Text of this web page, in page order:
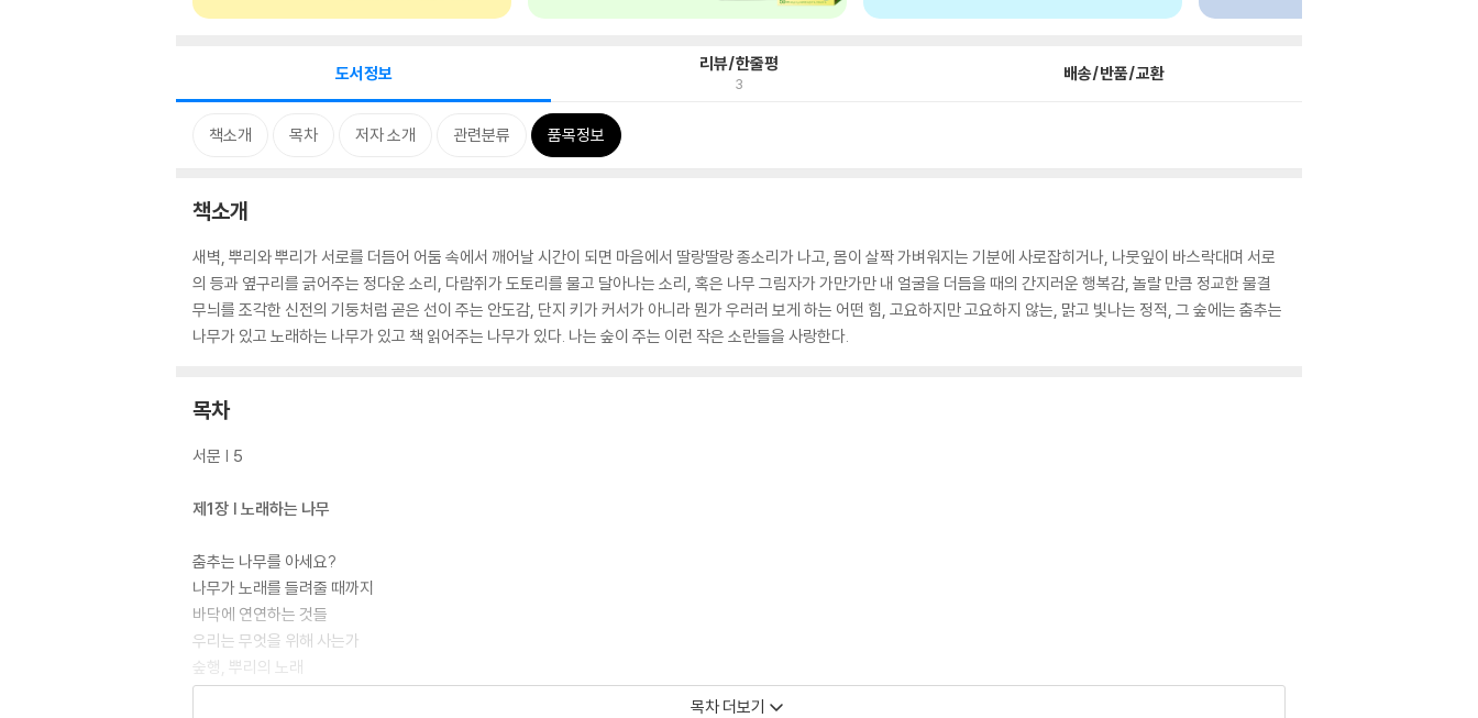
도서정보 리뷰/한줄평
3 배송/반품/교환
책소개 목차 저자 소개 관련분류 품목정보
책소개
새벽, 뿌리와 뿌리가 서로를 더듬어 어둠 속에서 깨어날 시간이 되면 마음에서 딸랑딸랑 종소리가 나고, 몸이 살짝 가벼워지는 기분에 사로잡히거나, 나뭇잎이 바스락대며 서로
의 등과 옆구리를 긁어주는 정다운 소리, 다람쥐가 도토리를 물고 달아나는 소리, 혹은 나무 그림자가 가만가만 내 얼굴을 더듬을 때의 간지러운 행복감, 놀랄 만큼 정교한 물결
무늬를 조각한 신전의 기둥처럼 곧은 선이 주는 안도감, 단지 키가 커서가 아니라 뭔가 우러러 보게 하는 어떤 힘, 고요하지만 고요하지 않는, 맑고 빛나는 정적, 그 숲에는 춤추는
나무가 있고 노래하는 나무가 있고 책 읽어주는 나무가 있다. 나는 숲이 주는 이런 작은 소란들을 사랑한다.
목차
서문 | 5
제1장 | 노래하는 나무
춤추는 나무를 아세요?
나무가 노래를 들려줄 때까지
바닥에 연연하는 것들
우리는 무엇을 위해 사는가
숲행, 뿌리의 노래
신의 대리인 나무
목차 더보기